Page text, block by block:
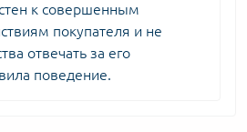
к совершенным
покупателя и не
отвечать за его
поведение.